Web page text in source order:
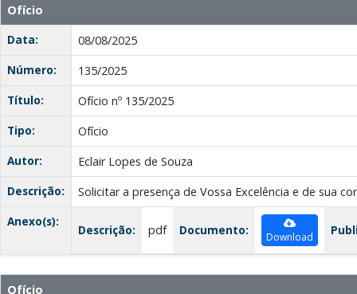
Ofício
Data:
08/08/2025
Número:
135/2025
Título:
Ofício nº 135/2025
Tipo:
Ofício
Autor:
Eclair Lopes de Souza
Descrição:
Solicitar a presença de Vossa Excelência e de sua
Anexo(s):
Descrição: pdf Documento: Download
Ofício